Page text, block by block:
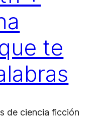
te
de ciencia ficción